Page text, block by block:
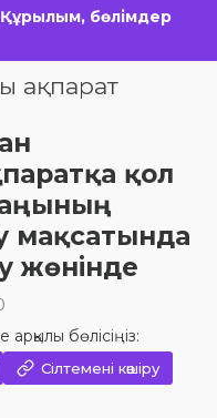
Құрылым, бөлімдер
ақпарат
қол
мақсатында
жөнінде
бөлісіңіз:
Сілтемені көшіру